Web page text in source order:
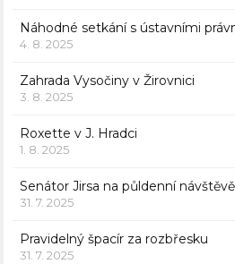
Náhodné setkání s ústavními
4. 8. 2025
Zahrada Vysočiny v Žirovnici
3. 8. 2025
Roxette v J. Hradci
1. 8. 2025
Senátor Jirsa na půldenní
31. 7. 2025
Pravidelný špacír za rozbřesku
31. 7. 2025